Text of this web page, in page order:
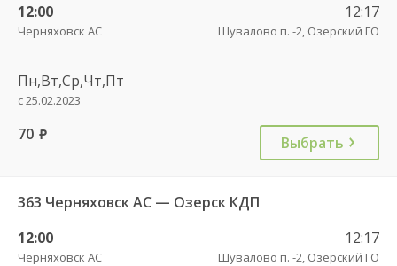
12:00
Черняховск АС
12:17
Шувалово п. -2, Озерский ГО
Пн,Вт,Ср,Чт,Пт
с 25.02.2023
70 руб. Выбрать
363 Черняховск АС — Озерск КДП
12:00
Черняховск АС
12:17
Шувалово п. -2, Озерский ГО